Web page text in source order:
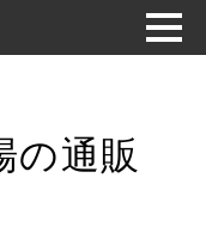
の通販